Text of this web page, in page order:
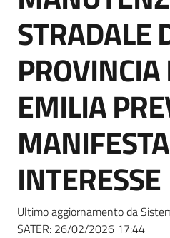
English
site
Seguici
su
STRADALE
PROVINCIA
EMILIA
INTERESSE
Ultimo aggiornamento da
SATER: 26/02/2026 17:44